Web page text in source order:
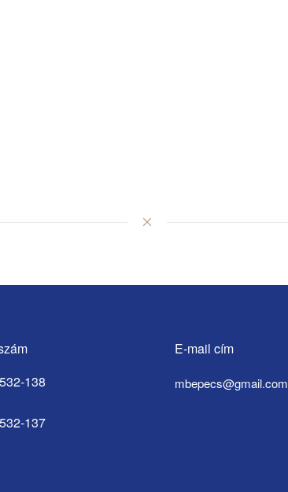
138
137
E-mail cím
mbepecs@gmail.com